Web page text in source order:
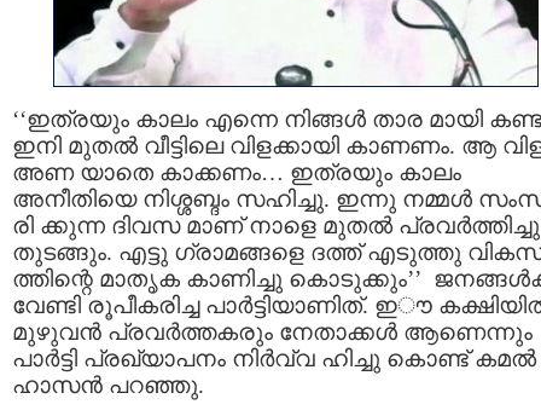
‘‘ഇത്രയും കാലം എന്നെ നിങ്ങൾ താര മായി
ഇനി മുതൽ വീട്ടിലെ വിളക്കായി കാണണം. ആ
അണ യാതെ കാക്കണം… ഇത്രയും കാലം
അനീതിയെ നിശ്ശബ്ദം സഹിച്ചു. ഇന്നു നമ്മൾ
രി ക്കുന്ന ദിവസ മാണ് നാളെ മുതൽ പ്രവർത്തിച്ചു
തുടങ്ങും. എട്ടു ഗ്രാമങ്ങളെ ദത്ത് എടുത്തു
ത്തിന്റെ മാതൃക കാണിച്ചു കൊടുക്കും’’
വേണ്ടി രൂപീകരിച്ച പാർട്ടിയാണിത്. ഇൗ
മുഴുവൻ പ്രവർത്തകരും നേതാക്കള്‍ ആണെന്നും
പാര്‍ട്ടി പ്രഖ്യാപനം നിർവ്വ ഹിച്ചു കൊണ്ട് കമല്‍
ഹാസന്‍ പറഞ്ഞു.